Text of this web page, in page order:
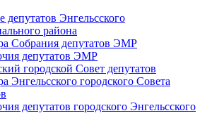
депутатов Энгельсского
района
Собрания депутатов ЭМР
депутатов ЭМР
городской Совет депутатов
Энгельсского городского Совета
депутатов городского Энгельсского